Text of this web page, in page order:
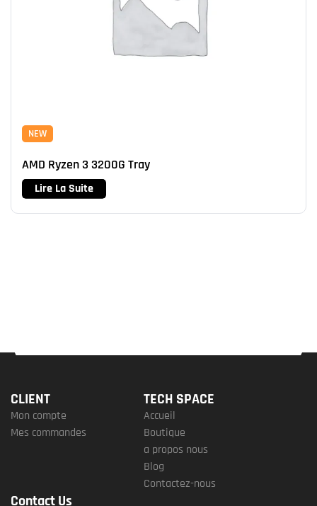
NEW
AMD Ryzen 3 3200G Tray
Lire La Suite
CLIENT
Mon compte
Mes commandes
TECH SPACE
Accueil
Boutique
a propos nous
Blog
Contactez-nous
Contact Us